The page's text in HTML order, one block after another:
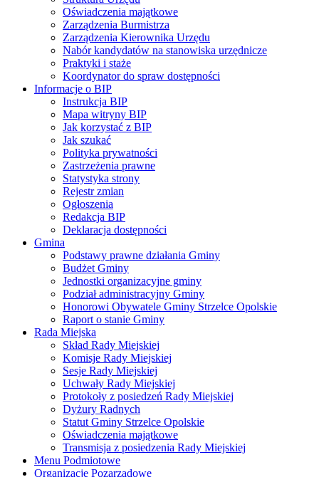
Oświadczenia majątkowe
Zarządzenia Burmistrza
Zarządzenia Kierownika Urzędu
Nabór kandydatów na stanowiska urzędnicze
Praktyki i staże
Koordynator do spraw dostępności
Informacje o BIP
Instrukcja BIP
Mapa witryny BIP
Jak korzystać z BIP
Jak szukać
Polityka prywatności
Zastrzeżenia prawne
Statystyka strony
Rejestr zmian
Ogłoszenia
Redakcja BIP
Deklaracja dostępności
Gmina
Podstawy prawne działania Gminy
Budżet Gminy
Jednostki organizacyjne gminy
Podział administracyjny Gminy
Honorowi Obywatele Gminy Strzelce Opolskie
Raport o stanie Gminy
Rada Miejska
Skład Rady Miejskiej
Komisje Rady Miejskiej
Sesje Rady Miejskiej
Uchwały Rady Miejskiej
Protokoły z posiedzeń Rady Miejskiej
Dyżury Radnych
Statut Gminy Strzelce Opolskie
Oświadczenia majątkowe
Transmisja z posiedzenia Rady Miejskiej
Menu Podmiotowe
Organizacje Pozarządowe